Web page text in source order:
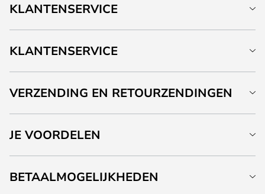
KLANTENSERVICE
KLANTENSERVICE
VERZENDING EN RETOURZENDINGEN
JE VOORDELEN
BETAALMOGELIJKHEDEN